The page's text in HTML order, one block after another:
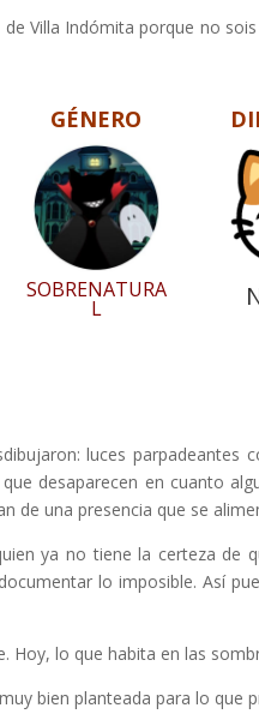
Villa Indómita porque no
GÉNERO
SOBRENATURA
L
luces parpadeantes
desaparecen en cuanto
de una presencia que se
ya no tiene la certeza de
lo imposible. Así
Hoy, lo que habita en las
bien planteada para lo que